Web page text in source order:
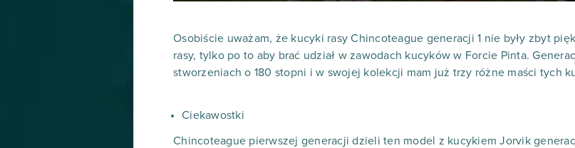
Osobiście uważam, że kucyki rasy Chincoteague generacji 1 nie były zbyt
rasy, tylko po to aby brać udział w zawodach kucyków w Forcie Pinta.
stworzeniach o 180 stopni i w swojej kolekcji mam już trzy różne maści tych
Ciekawostki
Chincoteague pierwszej generacji dzieli ten model z kucykiem Jorvik